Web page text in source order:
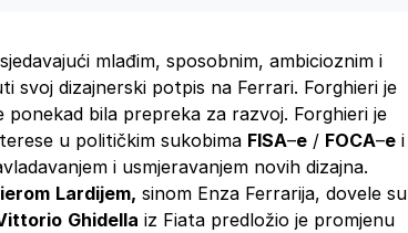
mlađim, sposobnim, ambicioznim i
svoj dizajnerski potpis na Ferrari. Forghieri je
bila prepreka za razvoj. Forghieri je
u političkim sukobima FISA–e / FOCA–e i
i usmjeravanjem novih dizajna.
Lardijem, sinom Enza Ferrarija, dovele su
Ghidella iz Fiata predložio je promjenu